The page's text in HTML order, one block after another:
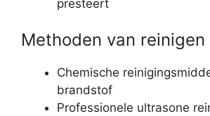
presteert
Methoden van reinigen
Chemische
brandstof
Professionele ultrasone